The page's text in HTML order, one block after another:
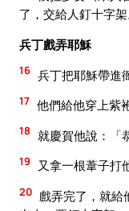
了，交給人釘十字架
兵丁戲弄耶穌
16 兵丁把耶穌帶進
17 他們給他穿上紫
18 就慶賀他說：「
19 又拿一根葦子打
20 戲弄完了，就給